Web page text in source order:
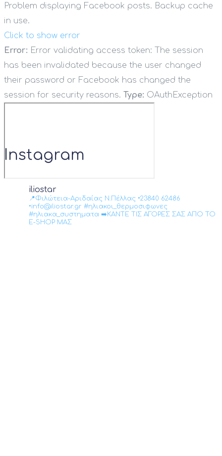
Problem displaying Facebook posts. Backup cache
in use.
Click to show error
Error: Error validating access token: The session
has been invalidated because the user changed
their password or Facebook has changed the
session for security reasons. Type: OAuthException
Instagram
iliostar
📍Φιλώτεια-Αριδαίας Ν.Πέλλας •23840 62486
•info@iliostar.gr #ηλιακοι_θερμοσιφωνες
#ηλιακα_συστηματα ➡️ΚΑΝΤΕ ΤΙΣ ΑΓΟΡΕΣ ΣΑΣ ΑΠΟ ΤΟ
E-SHOP ΜΑΣ